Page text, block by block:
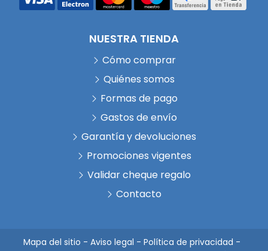
NUESTRA TIENDA
Cómo comprar
Quiénes somos
Formas de pago
Gastos de envío
Garantía y devoluciones
Promociones vigentes
Validar cheque regalo
Contacto
Mapa del sitio - Aviso legal - Política de privacidad -